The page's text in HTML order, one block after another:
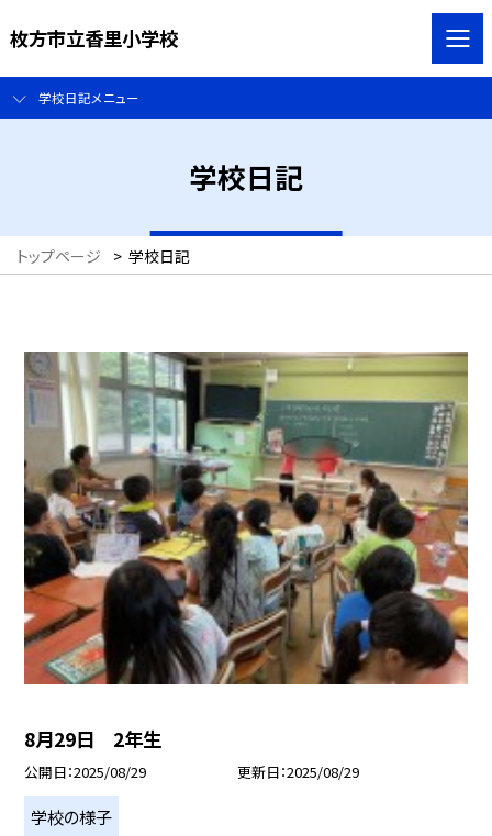
枚方市立香里小学校
学校日記メニュー
学校日記
トップページ > 学校日記
8月29日 2年生
公開日 2025/08/29 更新日 2025/08/29
学校の様子